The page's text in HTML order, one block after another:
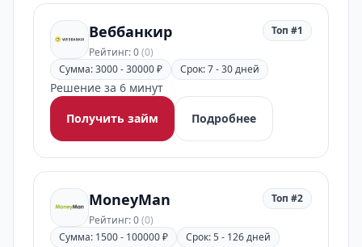
Веббанкир
Рейтинг: 0(0)
Топ #1
Сумма: 3000 - 30000 ₽ Срок: 7 - 30 дней
Решение за 6 минут
Получить займ
Подробнее
MoneyMan
Рейтинг: 0(0)
Топ #2
Сумма: 1500 - 100000 ₽ Срок: 5 - 126 дней